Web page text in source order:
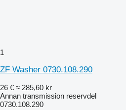
1
ZF Washer 0730.108.290
26 € ≈ 285,60 kr
Annan transmission reservdel
0730.108.290